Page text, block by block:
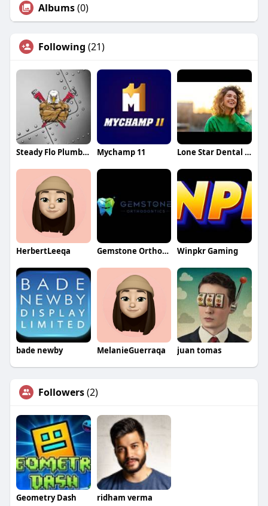
Albums(0)
Following (21)
Steady Flo Plumbing Mychamp 11 Lone Star Dental Associates
HerbertLeeqa Gemstone Orthodontics Winpkr Gaming
bade newby MelanieGuerraqa juan tomas
Followers(2)
Geometry Dash ridham verma